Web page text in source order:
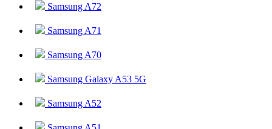
Samsung A72
Samsung A71
Samsung A70
Samsung Galaxy A53 5G
Samsung A52